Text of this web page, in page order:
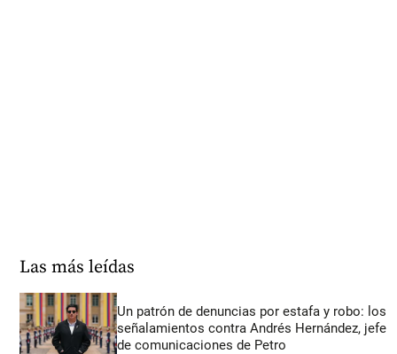
Las más leídas
Un patrón de denuncias por estafa y robo: los
señalamientos contra Andrés Hernández, jefe
de comunicaciones de Petro